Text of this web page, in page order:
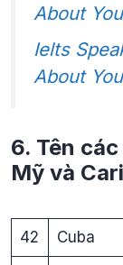
About
Ielts
About
6. Tên
Mỹ và
42 Cuba